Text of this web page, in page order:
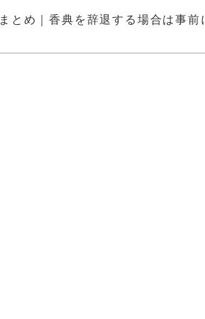
まとめ｜香典を辞退する場合は事